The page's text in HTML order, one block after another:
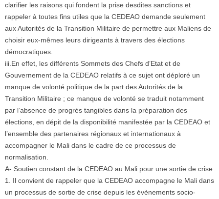
clarifier les raisons qui fondent la prise desdites sanctions et
rappeler à toutes fins utiles que la CEDEAO demande seulement
aux Autorités de la Transition Militaire de permettre aux Maliens de
choisir eux-mêmes leurs dirigeants à travers des élections
démocratiques.
iii.En effet, les différents Sommets des Chefs d’Etat et de
Gouvernement de la CEDEAO relatifs à ce sujet ont déploré un
manque de volonté politique de la part des Autorités de la
Transition Militaire ; ce manque de volonté se traduit notamment
par l’absence de progrès tangibles dans la préparation des
élections, en dépit de la disponibilité manifestée par la CEDEAO et
l’ensemble des partenaires régionaux et internationaux à
accompagner le Mali dans le cadre de ce processus de
normalisation.
A- Soutien constant de la CEDEAO au Mali pour une sortie de crise
1. Il convient de rappeler que la CEDEAO accompagne le Mali dans
un processus de sortie de crise depuis les évènements socio-